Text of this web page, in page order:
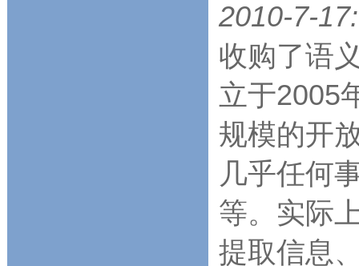
2010-7-17:
收购了语
立于2005
规模的开
几乎任何
等。实际
提取信息